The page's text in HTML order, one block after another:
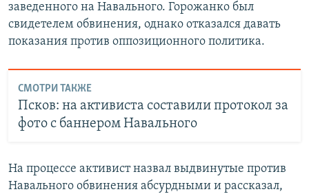
заведенного на Навального. Горожанко был
свидетелем обвинения, однако отказался давать
показания против оппозиционного политика.
СМОТРИ ТАКЖЕ
Псков: на активиста составили протокол за
фото с баннером Навального
На процессе активист назвал выдвинутые против
Навального обвинения абсурдными и рассказал,